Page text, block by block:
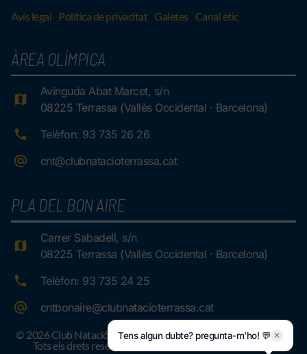
Avís legal Política de privacitat Galetes Canal ètic
ÀREA OLÍMPICA
Avinguda Abat Marcet, s/n
08225 Terrassa (Vallès Occidental · Barcelona)
Telèfon: 93 735 26 26
cnt@clubnatacioterrassa.cat
PLA DEL BON AIRE
Carrer Sabadell, s/n
08225 Terrassa (Vallès Occidental · Barcelona)
Telèfon: 93 735 24 25
cntbonaire@clubnatacioterrassa.cat
© 2026 Club Natació Terrassa.
Tots els drets reservats
Tens algun dubte? pregunta-m’ho! 💬 ✕